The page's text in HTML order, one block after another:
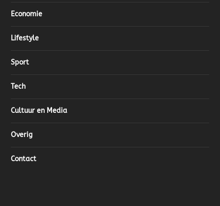
Economie
Lifestyle
Sport
Tech
Cultuur en Media
Overig
Contact